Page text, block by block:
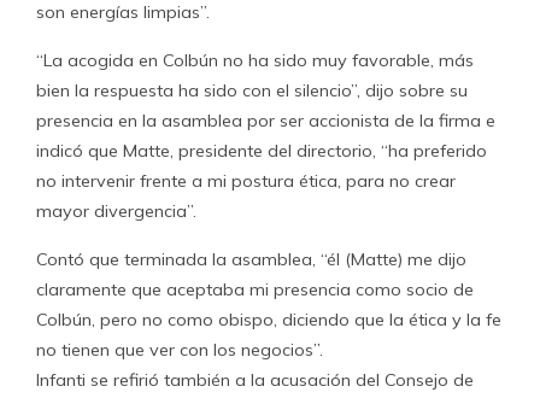
son energías limpias”.
“La acogida en Colbún no ha sido muy favorable, más
bien la respuesta ha sido con el silencio”, dijo sobre su
presencia en la asamblea por ser accionista de la firma e
indicó que Matte, presidente del directorio, “ha preferido
no intervenir frente a mi postura ética, para no crear
mayor divergencia”.
Contó que terminada la asamblea, “él (Matte) me dijo
claramente que aceptaba mi presencia como socio de
Colbún, pero no como obispo, diciendo que la ética y la fe
no tienen que ver con los negocios”.
Infanti se refirió también a la acusación del Consejo de